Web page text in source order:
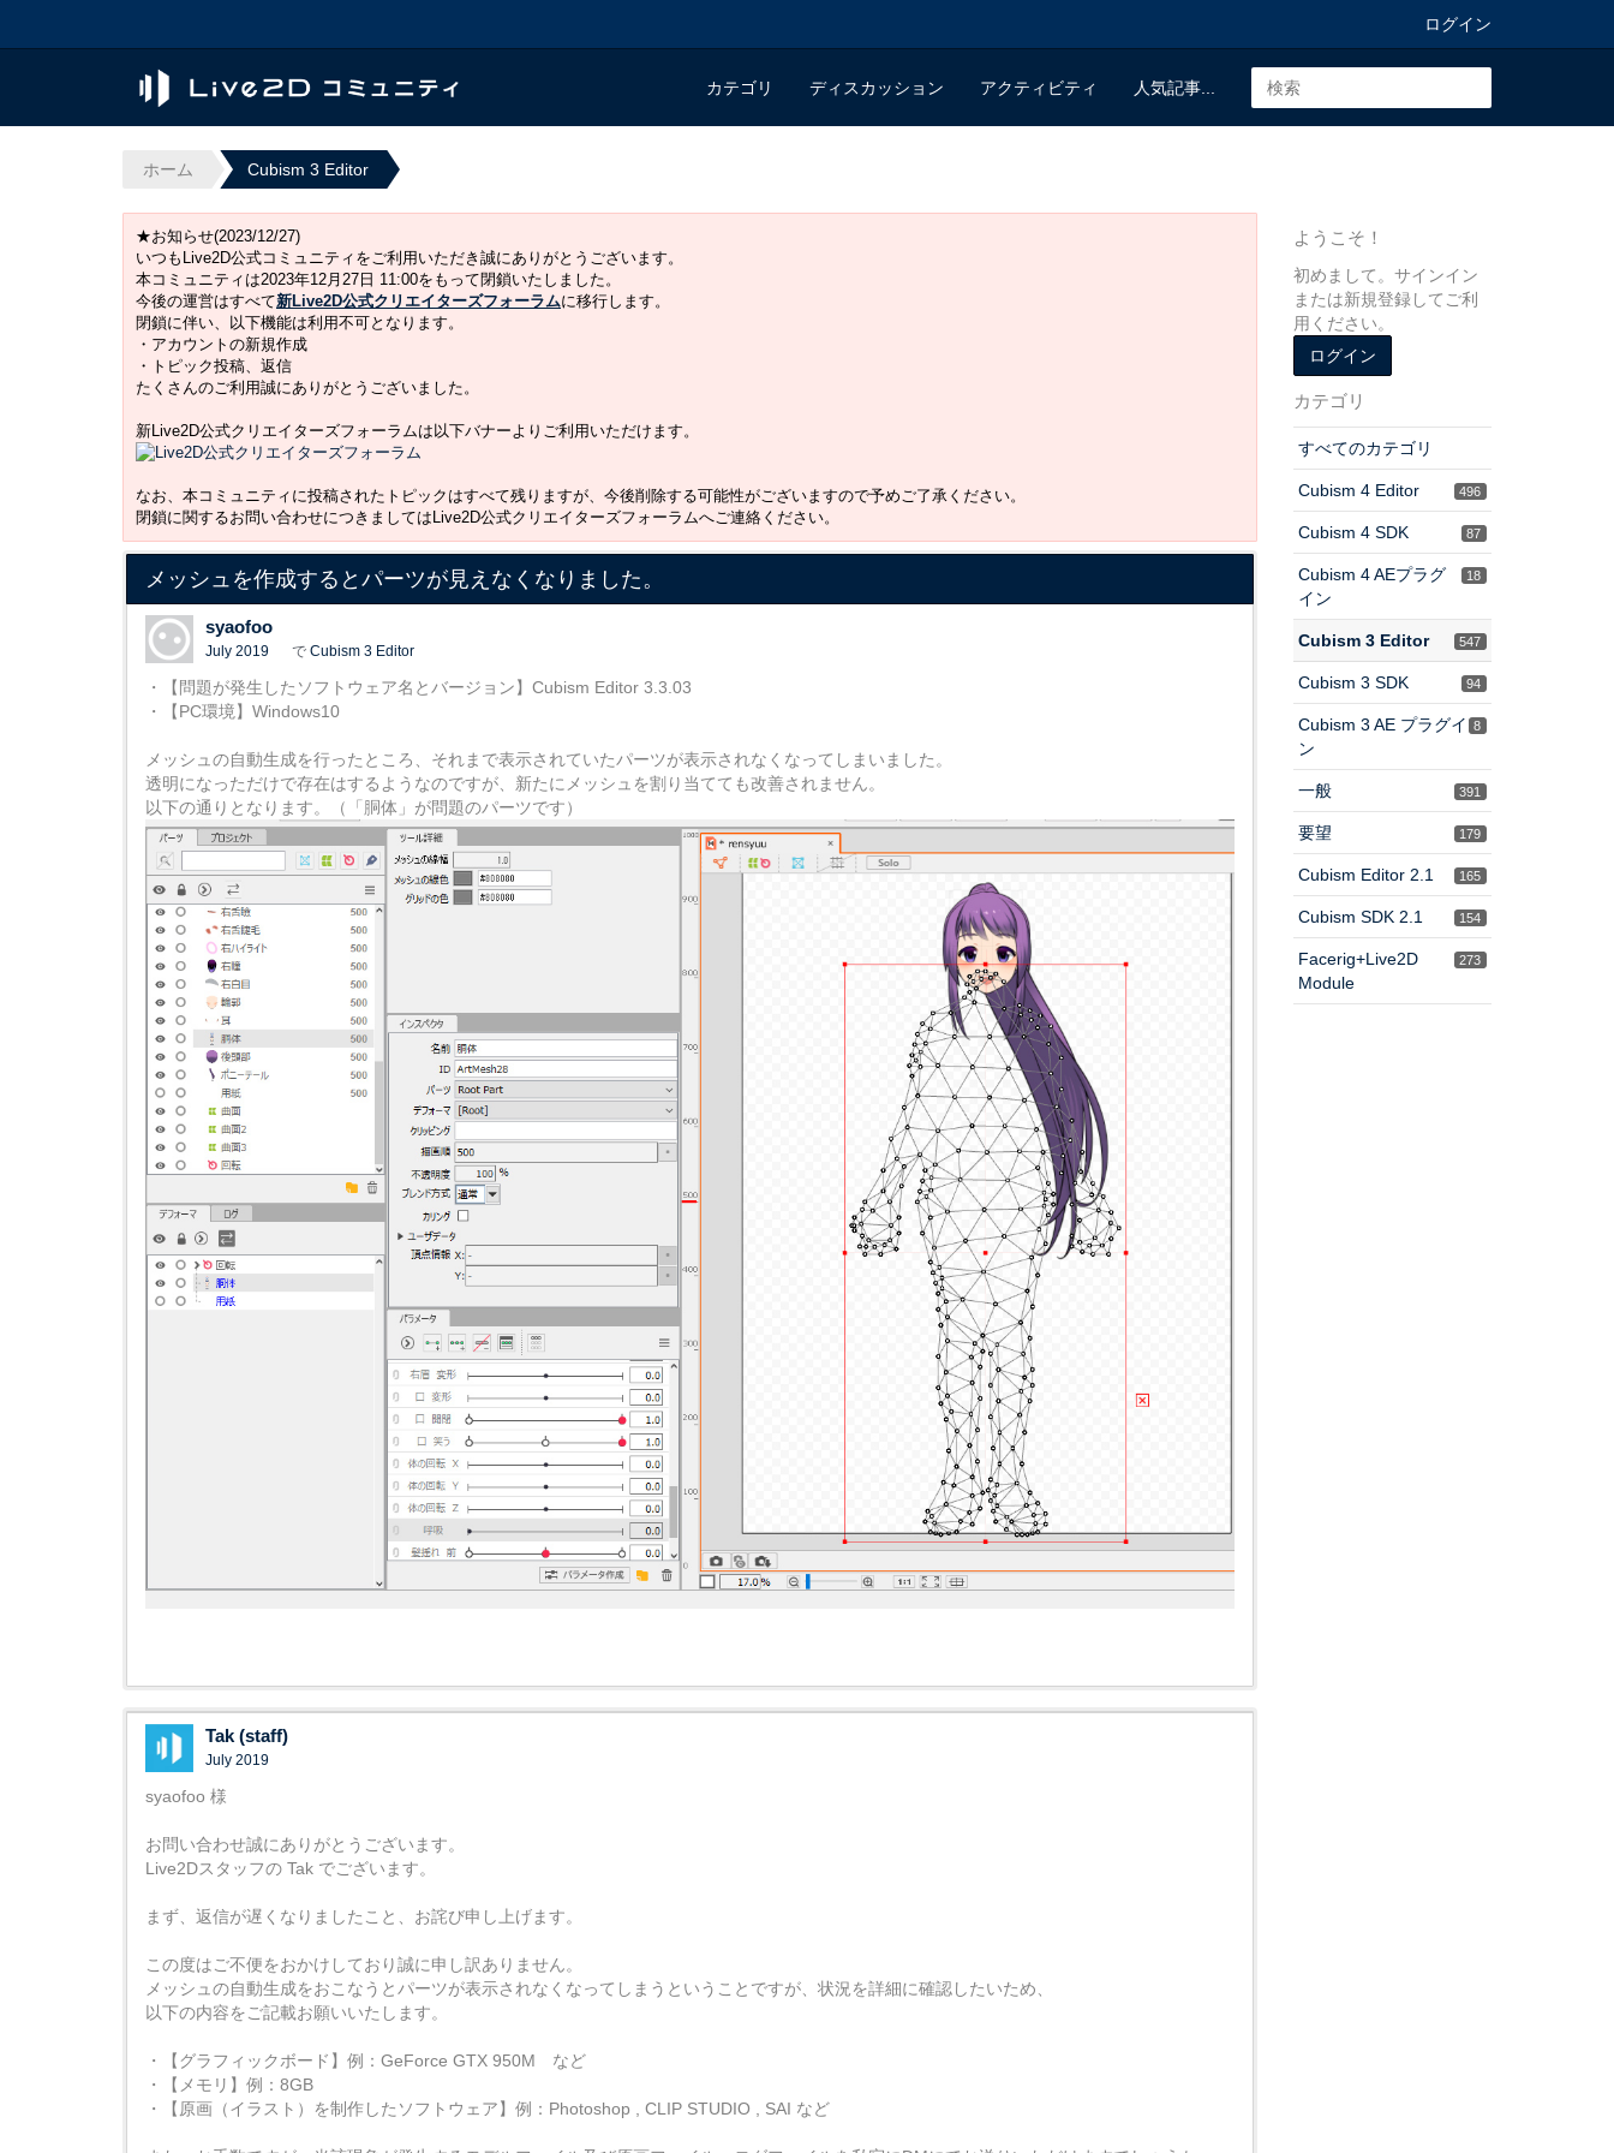
ログイン
カテゴリ ディスカッション アクティビティ 人気記事...
ホーム Cubism 3 Editor
★お知らせ(2023/12/27)
いつもLive2D公式コミュニティをご利用いただき誠にありがとうございます。
本コミュニティは2023年12月27日 11:00をもって閉鎖いたしました。
今後の運営はすべて新Live2D公式クリエイターズフォーラムに移行します。
閉鎖に伴い、以下機能は利用不可となります。
・アカウントの新規作成
・トピック投稿、返信
たくさんのご利用誠にありがとうございました。
新Live2D公式クリエイターズフォーラムは以下バナーよりご利用いただけます。
なお、本コミュニティに投稿されたトピックはすべて残りますが、今後削除する可能性がございますので予めご了承ください。
閉鎖に関するお問い合わせにつきましてはLive2D公式クリエイターズフォーラムへご連絡ください。
メッシュを作成するとパーツが見えなくなりました。
syaofoo
July 2019 で Cubism 3 Editor
・【問題が発生したソフトウェア名とバージョン】Cubism Editor 3.3.03
・【PC環境】Windows10
メッシュの自動生成を行ったところ、それまで表示されていたパーツが表示されなくなってしまいました。
透明になっただけで存在はするようなのですが、新たにメッシュを割り当てても改善されません。
以下の通りとなります。（「胴体」が問題のパーツです）
Tak (staff)
July 2019
syaofoo 様
お問い合わせ誠にありがとうございます。
Live2Dスタッフの Tak でございます。
まず、返信が遅くなりましたこと、お詫び申し上げます。
この度はご不便をおかけしており誠に申し訳ありません。
メッシュの自動生成をおこなうとパーツが表示されなくなってしまうということですが、状況を詳細に確認したいため、
以下の内容をご記載お願いいたします。
・【グラフィックボード】例：GeForce GTX 950M など
・【メモリ】例：8GB
・【原画（イラスト）を制作したソフトウェア】例：Photoshop , CLIP STUDIO , SAI など
ようこそ！
初めまして。サインイン
または新規登録してご利
用ください。
ログイン
カテゴリ
すべてのカテゴリ
496
Cubism 4 Editor
87
Cubism 4 SDK
18
Cubism 4 AEプラグ
イン
547
Cubism 3 Editor
94
Cubism 3 SDK
8
Cubism 3 AE プラグイ
ン
391
一般
179
要望
165
Cubism Editor 2.1
154
Cubism SDK 2.1
273
Facerig+Live2D
Module